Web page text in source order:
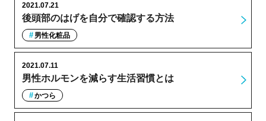
後頭部のはげを自分で確認する方法
2021.07.21
男性化粧品
男性ホルモンを減らす生活習慣とは
2021.07.11
かつら